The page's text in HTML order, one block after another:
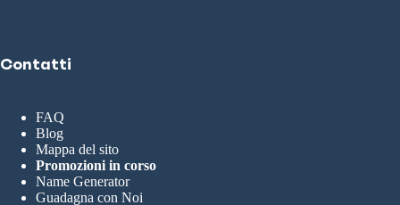
Contatti
FAQ
Blog
Mappa del sito
Promozioni in corso
Name Generator
Guadagna con Noi